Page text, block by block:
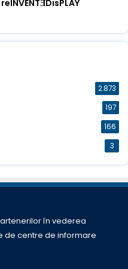
2.873
197
166
3
în vederea
de centre de informare